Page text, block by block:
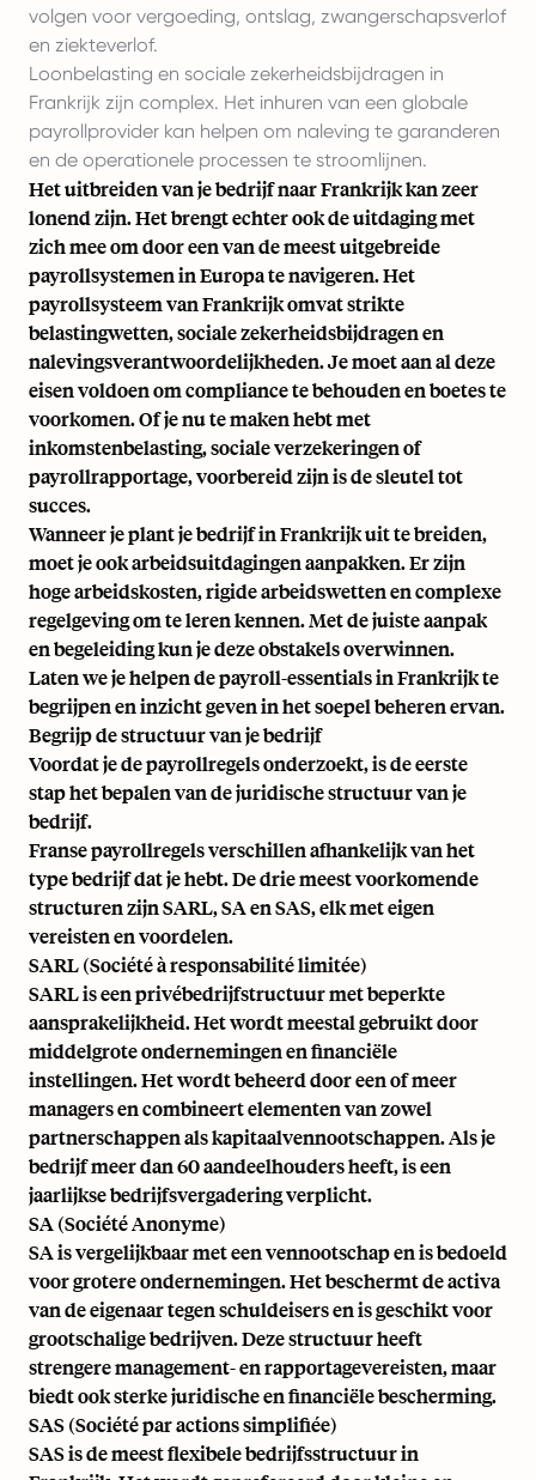
volgen voor vergoeding, ontslag, zwangerschapsverlof
en ziekteverlof.
Loonbelasting en sociale zekerheidsbijdragen in
Frankrijk zijn complex. Het inhuren van een globale
payrollprovider kan helpen om naleving te garanderen
en de operationele processen te stroomlijnen.
Het uitbreiden van je bedrijf naar Frankrijk kan zeer
lonend zijn. Het brengt echter ook de uitdaging met
zich mee om door een van de meest uitgebreide
payrollsystemen in Europa te navigeren. Het
payrollsysteem van Frankrijk omvat strikte
belastingwetten, sociale zekerheidsbijdragen en
nalevingsverantwoordelijkheden. Je moet aan al deze
eisen voldoen om compliance te behouden en boetes te
voorkomen. Of je nu te maken hebt met
inkomstenbelasting, sociale verzekeringen of
payrollrapportage, voorbereid zijn is de sleutel tot
succes.
Wanneer je plant je bedrijf in Frankrijk uit te breiden,
moet je ook arbeidsuitdagingen aanpakken. Er zijn
hoge arbeidskosten, rigide arbeidswetten en complexe
regelgeving om te leren kennen. Met de juiste aanpak
en begeleiding kun je deze obstakels overwinnen.
Laten we je helpen de payroll-essentials in Frankrijk te
begrijpen en inzicht geven in het soepel beheren ervan.
Begrijp de structuur van je bedrijf
Voordat je de payrollregels onderzoekt, is de eerste
stap het bepalen van de juridische structuur van je
bedrijf.
Franse payrollregels verschillen afhankelijk van het
type bedrijf dat je hebt. De drie meest voorkomende
structuren zijn SARL, SA en SAS, elk met eigen
vereisten en voordelen.
SARL (Société à responsabilité limitée)
SARL is een privébedrijfstructuur met beperkte
aansprakelijkheid. Het wordt meestal gebruikt door
middelgrote ondernemingen en financiële
instellingen. Het wordt beheerd door een of meer
managers en combineert elementen van zowel
partnerschappen als kapitaalvennootschappen. Als je
bedrijf meer dan 60 aandeelhouders heeft, is een
jaarlijkse bedrijfsvergadering verplicht.
SA (Société Anonyme)
SA is vergelijkbaar met een vennootschap en is bedoeld
voor grotere ondernemingen. Het beschermt de activa
van de eigenaar tegen schuldeisers en is geschikt voor
grootschalige bedrijven. Deze structuur heeft
strengere management- en rapportagevereisten, maar
biedt ook sterke juridische en financiële bescherming.
SAS (Société par actions simplifiée)
SAS is de meest flexibele bedrijfsstructuur in